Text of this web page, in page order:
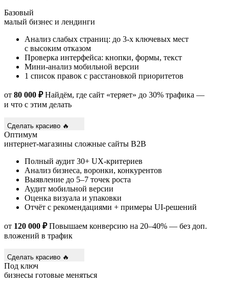
Базовый
малый бизнес и лендинги
Анализ слабых страниц: до 3-х ключевых мест
с высоким отказом
Проверка интерфейса: кнопки, формы, текст
Мини-анализ мобильной версии
1 список правок с расстановкой приоритетов
от 80 000 ₽Найдём, где сайт «теряет» до 30% трафика —
и что с этим делать
Сделать красиво 🔥
Оптимум
интернет-магазины сложные сайты B2B
Полный аудит 30+ UX-критериев
Анализ бизнеса, воронки, конкурентов
Выявление до 5–7 точек роста
Аудит мобильной версии
Оценка визуала и упаковки
Отчёт с рекомендациями + примеры UI-решений
от 120 000 ₽Повышаем конверсию на 20–40% — без доп.
вложений в трафик
Сделать красиво 🔥
Под ключ
бизнесы готовые меняться